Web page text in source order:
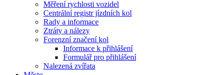
Měření rychlosti vozidel
Centrální registr jízdních kol
Rady a informace
Ztráty a nálezy
Forenzní značení kol
Informace k přihlášení
Formulář pro přihlášení
Nalezená zvířata